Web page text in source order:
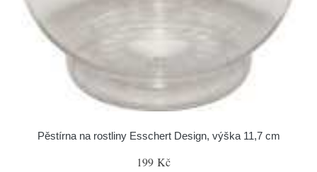
Pěstírna na rostliny Esschert Design, výška 11,7 cm
199 Kč